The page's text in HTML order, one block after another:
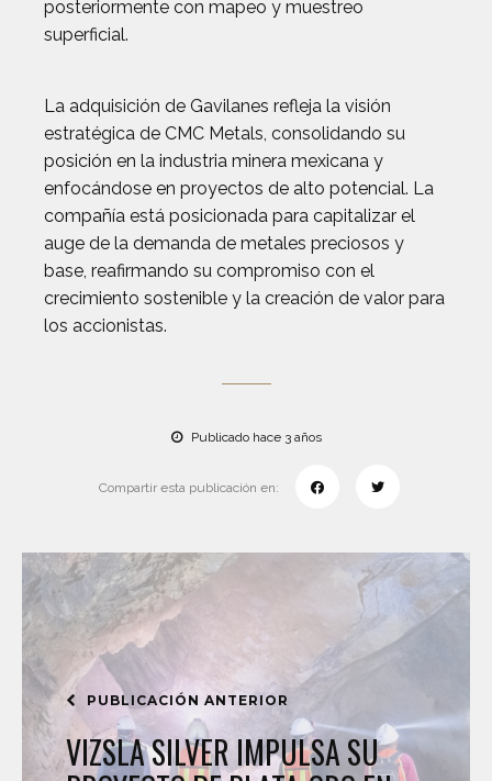
posteriormente con mapeo y muestreo
superficial.
La adquisición de Gavilanes refleja la visión
estratégica de CMC Metals, consolidando su
posición en la industria minera mexicana y
enfocándose en proyectos de alto potencial. La
compañía está posicionada para capitalizar el
auge de la demanda de metales preciosos y
base, reafirmando su compromiso con el
crecimiento sostenible y la creación de valor para
los accionistas.
Publicado hace 3 años
Compartir esta publicación en:
PUBLICACIÓN ANTERIOR
VIZSLA SILVER IMPULSA SU